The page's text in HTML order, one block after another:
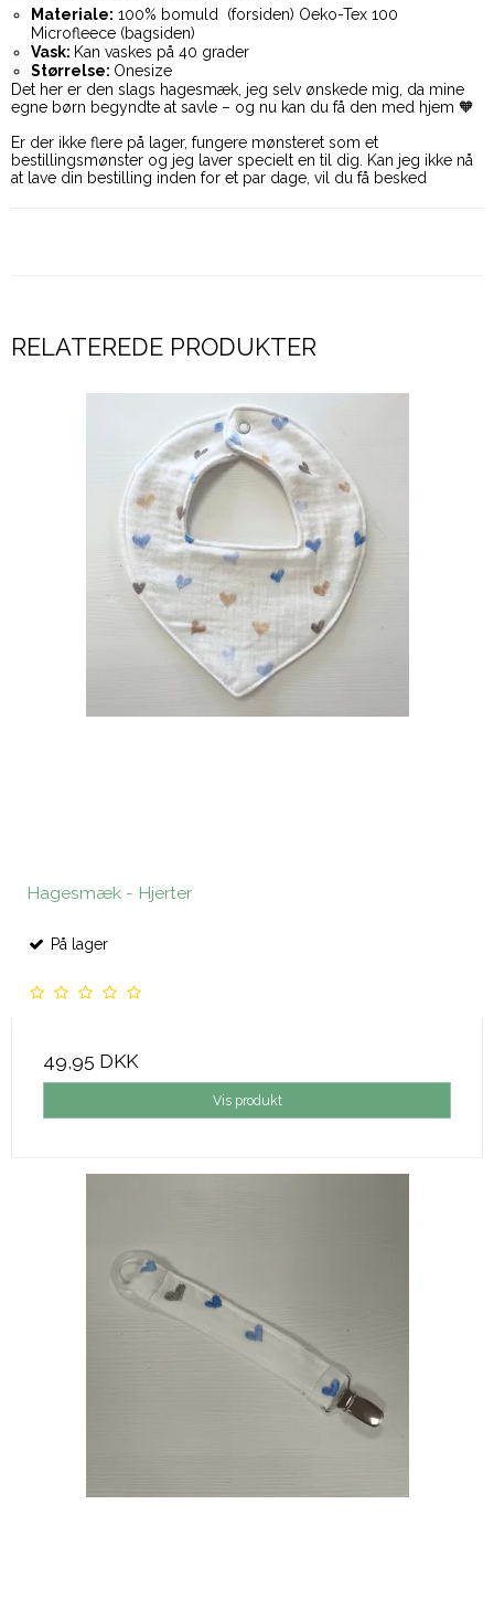
Materiale: 100% bomuld (forsiden) Oeko-Tex 100
Microfleece (bagsiden)
Vask: Kan vaskes på 40 grader
Størrelse: Onesize
Det her er den slags hagesmæk, jeg selv ønskede mig, da mine
egne børn begyndte at savle – og nu kan du få den med hjem 🧡
Er der ikke flere på lager, fungere mønsteret som et
bestillingsmønster og jeg laver specielt en til dig. Kan jeg ikke nå
at lave din bestilling inden for et par dage, vil du få besked
RELATEREDE PRODUKTER
Hagesmæk - Hjerter
På lager
49,95 DKK
Vis produkt